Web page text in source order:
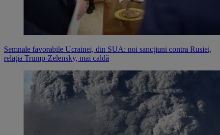
Semnale favorabile Ucrainei, din SUA: noi sancțiuni contra Rusiei,
relația Trump-Zelensky, mai caldă